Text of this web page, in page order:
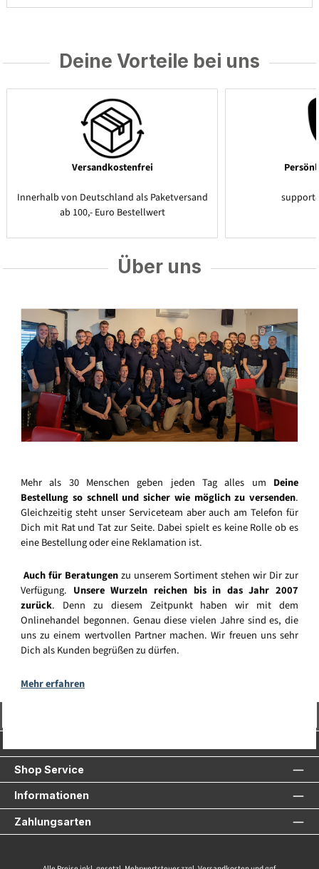
Deine Vorteile bei uns
Versandkostenfrei
Innerhalb von Deutschland als Paketversand
ab 100,- Euro Bestellwert
Über uns
Mehr als 30 Menschen geben jeden Tag alles um Deine
Bestellung so schnell und sicher wie möglich zu versenden.
Gleichzeitig steht unser Serviceteam aber auch am Telefon für
Dich mit Rat und Tat zur Seite. Dabei spielt es keine Rolle ob es
eine Bestellung oder eine Reklamation ist.
Auch für Beratungenzu unserem Sortiment stehen wir Dir zur
Verfügung. Unsere Wurzeln reichen bis in das Jahr 2007
zurück. Denn zu diesem Zeitpunkt haben wir mit dem
Onlinehandel begonnen. Genau diese vielen Jahre sind es, die
uns zu einem wertvollen Partner machen. Wir freuen uns sehr
Dich als Kunden begrüßen zu dürfen.
Mehr erfahren
Shop Service
Informationen
Zahlungsarten